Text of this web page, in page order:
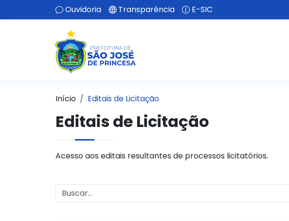
Ouvidoria Transparência E-SIC
Início Editais de Licitação
Editais de Licitação
Acesso aos editais resultantes de processos licitatórios.